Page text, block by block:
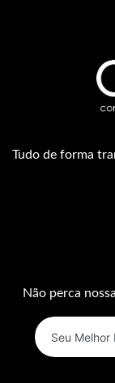
Tudo de forma
Não perca